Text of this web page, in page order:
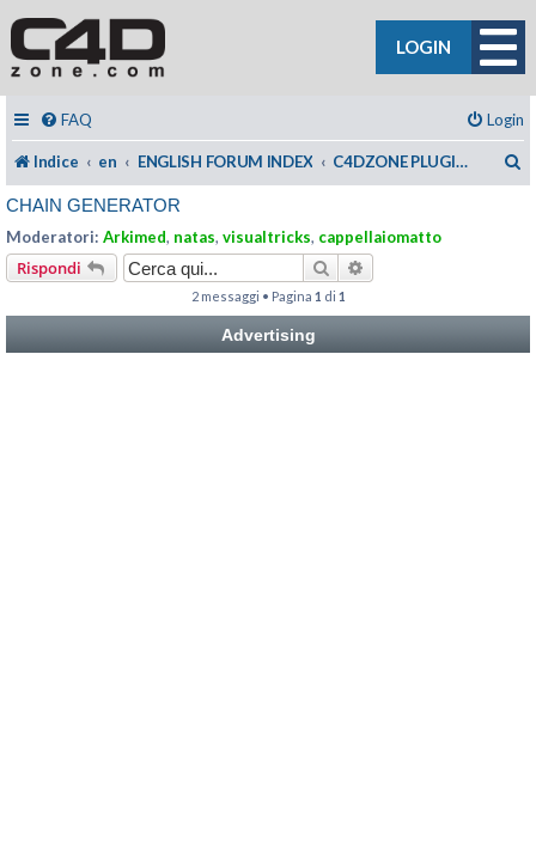
LOGIN
FAQ Login
Indice en ENGLISH FORUM INDEX C4DZONE PLUGINS SUPPORT
CHAIN GENERATOR
Moderatori: Arkimed, natas, visualtricks, cappellaiomatto
Rispondi Cerca
2 messaggi • Pagina 1 di 1
Advertising